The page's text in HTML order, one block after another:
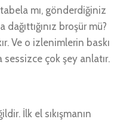
mı, gönderdiğiniz
broşür mü?
Ve o izlenimlerin baskı
sessizce çok şey anlatır.
İlk el sıkışmanın